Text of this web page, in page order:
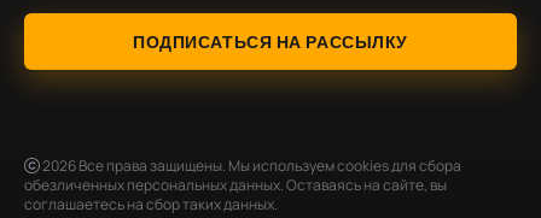
ПОДПИСАТЬСЯ НА РАССЫЛКУ
2026Все права защищены. Мы используем cookies для сбора
обезличенных персональных данных. Оставаясь на сайте, вы
соглашаетесь на сбор таких данных.